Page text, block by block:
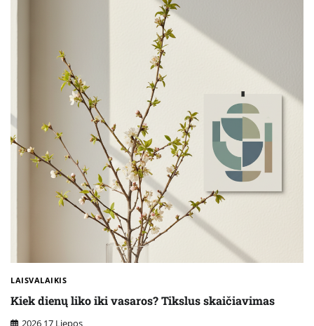
LAISVALAIKIS
Kiek dienų liko iki vasaros? Tikslus skaičiavimas
2026 17 Liepos